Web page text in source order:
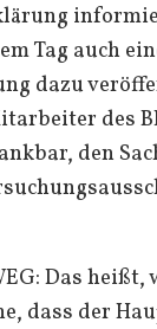
Tag auch
dazu
des
den
Das heißt,
dass der